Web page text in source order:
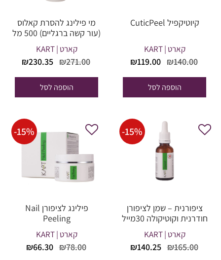
קיוטיקפיל CuticPeel
קארט | KART
₪140.00
המחיר
היה:
₪140.00.
₪119.00
הוספה לסל
מי פילינג להסרת קאלוס
(עור קשה ברגליים) 500 מל
קארט | KART
₪271.00
המחיר
היה:
₪271.00.
₪230.35
הוספה לסל
-15%
ציפורנית – שמן לציפורן
חודרנית וקוטיקולה 30מייל
קארט | KART
₪165.00
המחיר₪140.25
-15%
פילינג לציפורן Nail
Peeling
קארט | KART
₪78.00
המחיר₪66.30